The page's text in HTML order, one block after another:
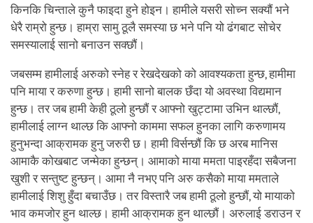
किनकि चिन्ताले कुनै फाइदा हुने होइन। हामीले यसरी सोच्न सक्यौं भने
धेरै राम्रो हुन्छ। हाम्रा सामु ठूलै समस्या छ भने पनि यो ढंगबाट सोचेर
समस्यालाई सानो बनाउन सक्छौं।
जबसम्म हामीलाई अरुको स्नेह र रेखदेखको को आवश्यकता हुन्छ, हामीमा
पनि माया र करुणा हुन्छ। हामी सानो बालक छँदा यो अवस्था विद्यमान
हुन्छ। तर जब हामी केही ठूलो हुन्छौं र आफ्नो खुट्टामा उभिन थाल्छौं,
हामीलाई लाग्न थाल्छ कि आफ्नो काममा सफल हुनका लागि करुणामय
हुनुभन्दा आक्रामक हुनु जरुरी छ। हामी विर्सन्छौं कि छ अरब मानिस
आमाकै कोखबाट जन्मेका हुन्छन्। आमाको माया ममता पाइरहँदा सबैजना
खुशी र सन्तुष्ट हुन्छन्। आमा नै नभए पनि अरु कसैको माया ममताले
हामीलाई शिशु हुँदा बचाउँछ। तर विस्तारै जब हामी ठूलो हुन्छौं, यो मायाको
भाव कमजोर हुन थाल्छ। हामी आक्रामक हुन थाल्छौं। अरुलाई डराउन र